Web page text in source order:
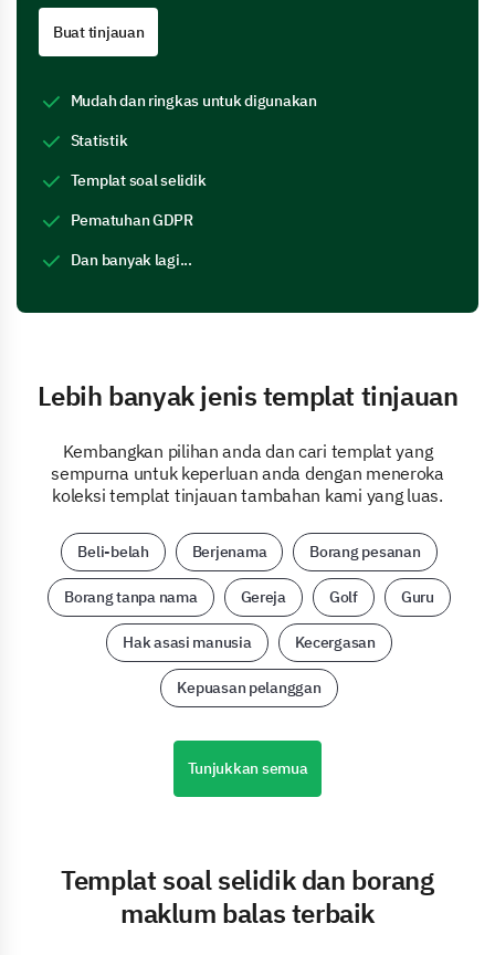
Buat tinjauan
Mudah dan ringkas untuk digunakan
Statistik
Templat soal selidik
Pematuhan GDPR
Dan banyak lagi...
Lebih banyak jenis templat tinjauan
Kembangkan pilihan anda dan cari templat yang
sempurna untuk keperluan anda dengan meneroka
koleksi templat tinjauan tambahan kami yang luas.
Beli-belah Berjenama Borang pesanan
Borang tanpa nama Gereja Golf Guru
Hak asasi manusia Kecergasan
Kepuasan pelanggan
Tunjukkan semua
Templat soal selidik dan borang
maklum balas terbaik